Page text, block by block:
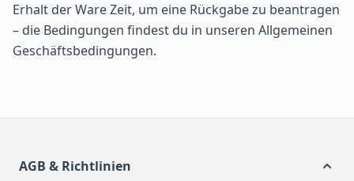
Erhalt der Ware Zeit, um eine Rückgabe zu beantragen
– die Bedingungen findest du in unseren Allgemeinen
Geschäftsbedingungen.
AGB & Richtlinien